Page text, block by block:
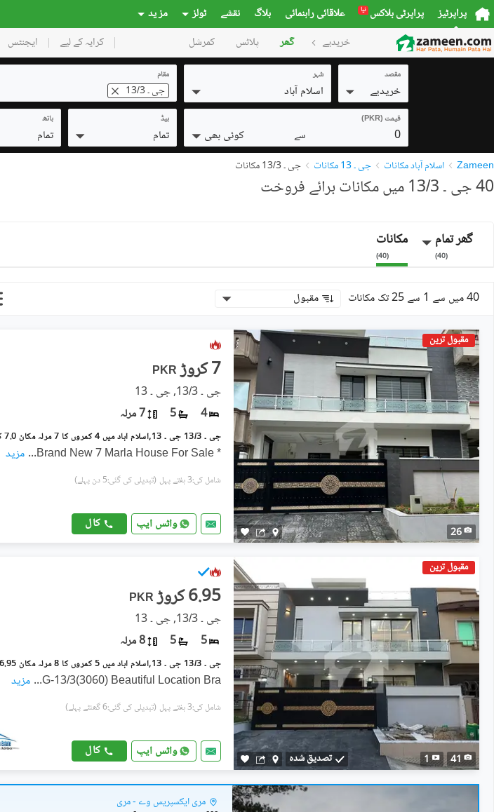
پراپرٹیز پراپرٹی بلاکس نیا علاقائی راہنمائی بلاگ نقشے ٹولز مز ید
خریدیے گھر پلاٹس کمرشل کرایہ کے لیے ایجنٹس
مقصد
خریدیے
شہر
اسلام آباد
مقام
جی ۔ 13/3
قیمت (PKR)
0 سے کوئی بھی
بیڈ
تمام
باتھ
تمام
Zameen اسلام آباد مکانات جی ۔ 13 مکانات جی ۔ 13/3 مکانات
40 جی ۔ 13/3 میں مکانات برائے فروخت
گھر تمام
(
40
)
مکانات
(
40
)
40 میں سے 1 سے 25 تک مکانات مقبول
مقبول ترین
26
PKR 7 کروڑ
جی ۔ 13/3, جی ۔ 13
4
5 7 مرلہ
* Brand New 7 Marla House For Sale
... مزید
شامل کی:3 ہفتے پہل (تبدیلی کی گئی:5 دن پہلے)
واٹس ایپ کال
مقبول ترین
41
1 تصدیق شدہ
PKR 6.95 کروڑ
جی ۔ 13/3, جی ۔ 13
5
5 8 مرلہ
G-13/3(3060) Beautiful Location Bra
... مزید
شامل کی:3 ہفتے پہل (تبدیلی کی گئی:6 گھنٹے پہلے)
واٹس ایپ کال
مری ایکسپریس وے - مری